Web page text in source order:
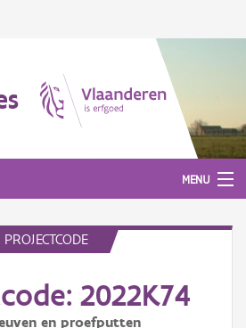
MENU
PROJECTCODE
2022K74
en proefputten